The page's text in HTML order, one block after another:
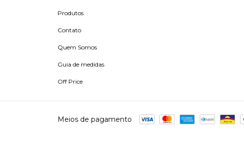
Produtos
Contato
Quem Somos
Guia de medidas
Off Price
Meios de pagamento